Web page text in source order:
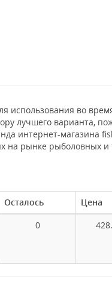
использования во
лучшего варианта,
интернет-магазина
рынке рыболовных и
Осталось Цена
0